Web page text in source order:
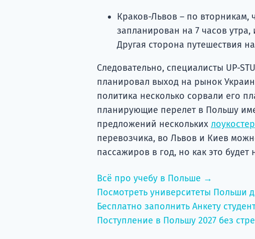
Краков-Львов – по вторникам,
запланирован на 7 часов
Другая сторона путешествия
Следовательно, специалисты UP-
планировал выход на рынок
политика несколько сорвали его
планирующие перелет в Польшу
предложений нескольких
перевозчика, во Львов и Киев
пассажиров в год, но как это
Всё про учебу в Польше →
Посмотреть университеты Польши
Бесплатно заполнить Анкету
Поступление в Польшу 2027 без